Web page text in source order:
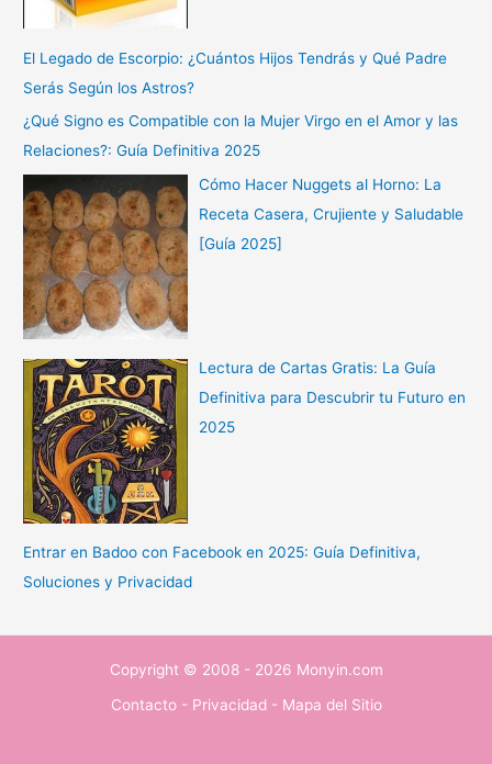
El Legado de Escorpio: ¿Cuántos Hijos Tendrás y Qué Padre
Serás Según los Astros?
¿Qué Signo es Compatible con la Mujer Virgo en el Amor y las
Relaciones?: Guía Definitiva 2025
Cómo Hacer Nuggets al Horno: La
Receta Casera, Crujiente y Saludable
[Guía 2025]
Lectura de Cartas Gratis: La Guía
Definitiva para Descubrir tu Futuro en
2025
Entrar en Badoo con Facebook en 2025: Guía Definitiva,
Soluciones y Privacidad
Copyright © 2008 - 2026 Monyin.com
Contacto- Privacidad- Mapa del Sitio